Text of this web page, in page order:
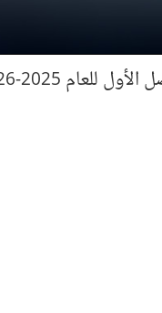
2025-2026م